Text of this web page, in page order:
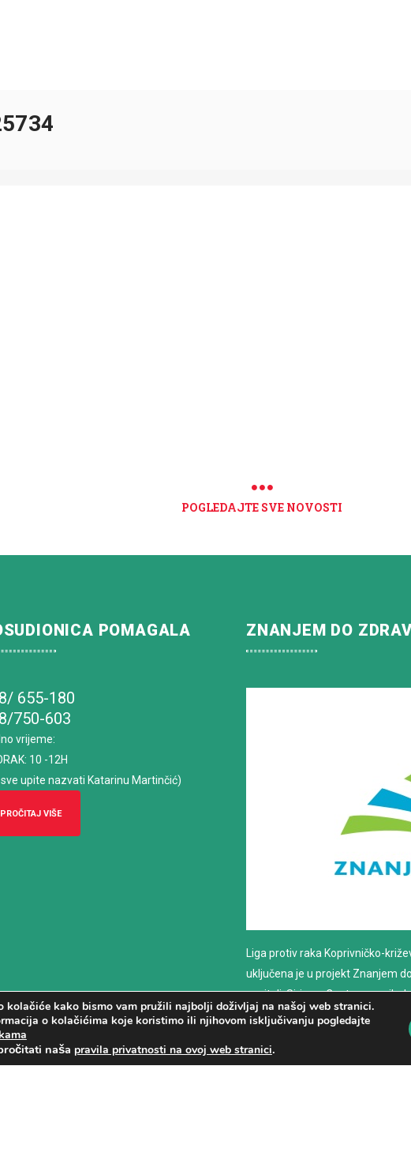
POGLEDAJTE SVE NOVOSTI
kolačiće kako bismo vam pružili najbolji doživljaj na našoj web stranici.
o kolačićima koje koristimo ili njihovom isključivanju pogledajte
naša pravila privatnosti na ovoj web stranici.
POMAGALA
655-180
750-603
vrijeme:
10 -12H
upite nazvati Katarinu Martinčić)
PROČITAJ VIŠE
ZNANJEM DO
Liga protiv raka Koprivničko-
uključena je u projekt Znanjem
nositelj: Sirius – Centar za
savjetovanje
PROČITAJ VIŠE